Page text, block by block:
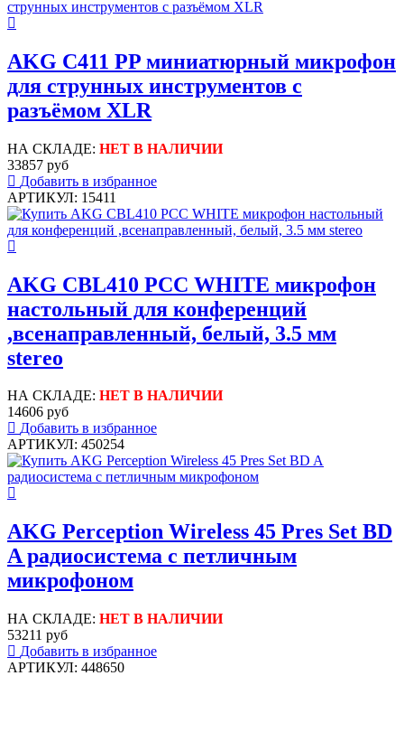
AKG C411 PP миниатюрный микрофон
для струнных инструментов с
разъёмом XLR
НА СКЛАДЕ: НЕТ В НАЛИЧИИ
33857 руб
Добавить в избранное
АРТИКУЛ: 15411
AKG CBL410 PCC WHITE микрофон
настольный для конференций
,всенаправленный, белый, 3.5 мм
stereo
НА СКЛАДЕ: НЕТ В НАЛИЧИИ
14606 руб
Добавить в избранное
АРТИКУЛ: 450254
AKG Perception Wireless 45 Pres Set BD
A радиосистема с петличным
микрофоном
НА СКЛАДЕ: НЕТ В НАЛИЧИИ
53211 руб
Добавить в избранное
АРТИКУЛ: 448650